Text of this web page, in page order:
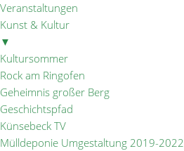
Veranstaltungen
Kunst & Kultur
▼
Kultursommer
Rock am Ringofen
Geheimnis großer Berg
Geschichtspfad
Künsebeck TV
Mülldeponie Umgestaltung 2019-2022